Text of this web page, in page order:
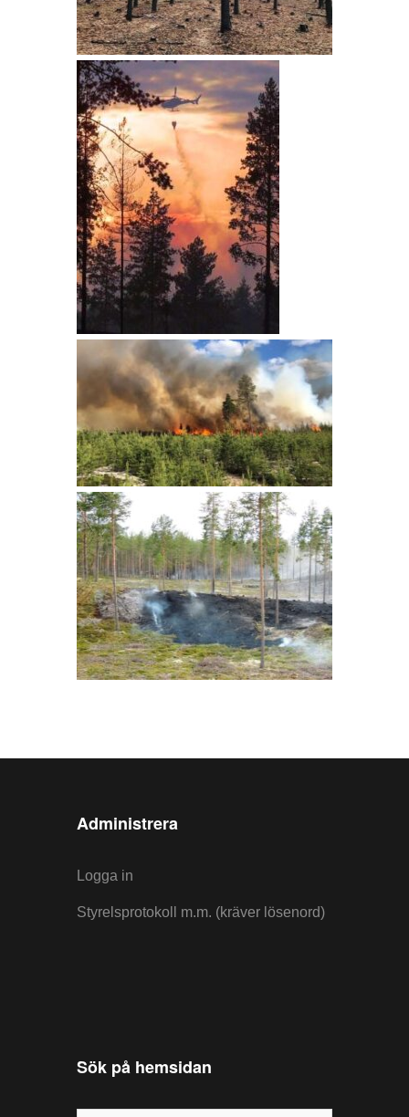
Administrera
Logga in
Styrelsprotokoll m.m. (kräver lösenord)
Sök på hemsidan